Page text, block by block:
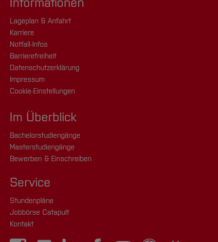
Lageplan & Anfahrt
Karriere
Notfall-Infos
Barrierefreiheit
Datenschutzerklärung
Impressum
Cookie-Einstellungen
Im Überblick
Bachelorstudiengänge
Masterstudiengänge
Bewerben & Einschreiben
Service
Stundenpläne
Jobbörse Catapult
Kontakt